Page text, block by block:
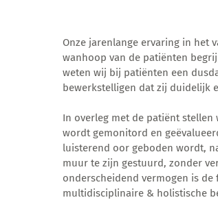
Onze jarenlange ervaring in het
wanhoop van de patiënten
weten wij bij patiënten een
bewerkstelligen dat zij duidelijk
In overleg met de patiënt
wordt gemonitord en
luisterend oor geboden wordt,
muur te zijn gestuurd, zonder
onderscheidend vermogen is
multidisciplinaire & holistische